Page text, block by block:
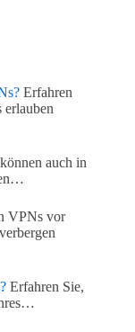
Erfahren
auch in
VPNs vor
Erfahren Sie,